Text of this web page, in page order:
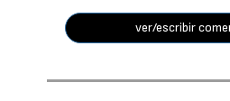
ver/escribir